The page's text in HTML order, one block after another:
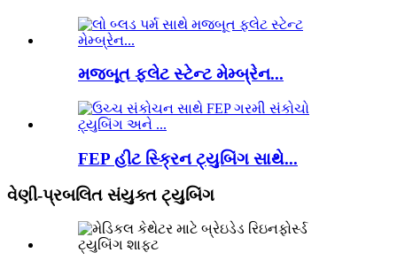
મજબૂત ફ્લેટ સ્ટેન્ટ મેમ્બ્રેન...
FEP હીટ સ્ક્રિન ટ્યુબિંગ સાથે...
વેણી-પ્રબલિત સંયુક્ત ટ્યુબિંગ